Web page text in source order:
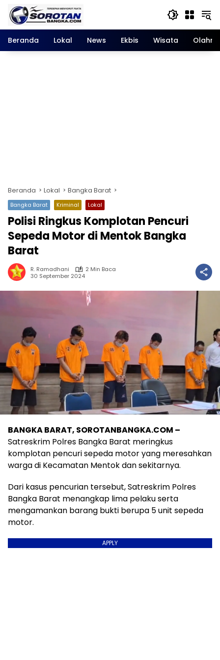
Langsung
konten
Beranda
Lokal News Ekbis Wisata
Beranda Lokal Bangka Barat
Bangka Barat Kriminal Lokal
Polisi Ringkus Komplotan Pencuri
Sepeda Motor di Mentok Bangka
Barat
R. Ramadhani
2 Min Baca
30 September 2024
BANGKA BARAT, SOROTANBANGKA.COM –
Satreskrim Polres Bangka Barat meringkus
komplotan pencuri sepeda motor yang meresahkan
warga di Kecamatan Mentok dan sekitarnya.
Dari kasus pencurian tersebut, Satreskrim Polres
Bangka Barat menangkap lima pelaku serta
mengamankan barang bukti berupa 5 unit sepeda
motor.
APPLY